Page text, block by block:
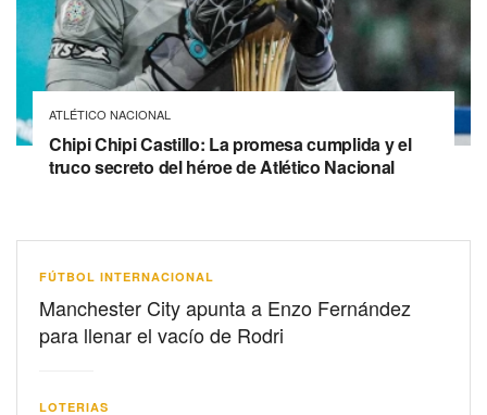
ATLÉTICO NACIONAL
Chipi Chipi Castillo: La promesa cumplida y el
truco secreto del héroe de Atlético Nacional
FÚTBOL INTERNACIONAL
Manchester City apunta a Enzo Fernández
para llenar el vacío de Rodri
LOTERIAS